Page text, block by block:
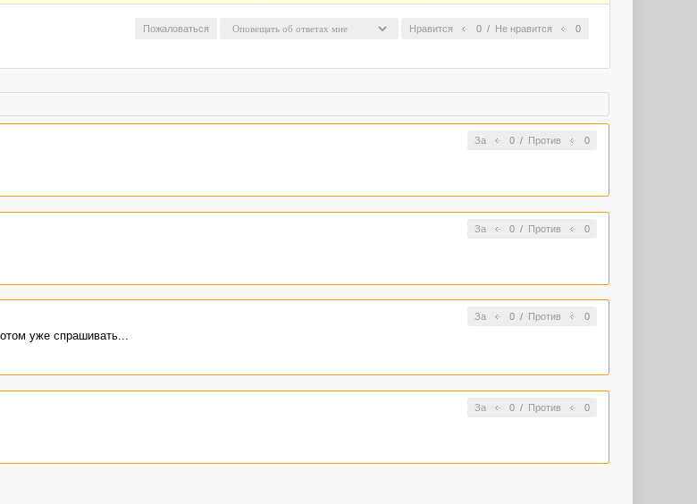
Нравится 0 / Не нравится 0
Пожаловаться
За 0/ Против 0
За 0/ Против 0
За 0/ Против 0
уже спрашивать...
За 0/ Против 0